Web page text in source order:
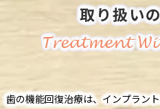
取り扱い
Treatment
歯の機能回復治療は、インプラン